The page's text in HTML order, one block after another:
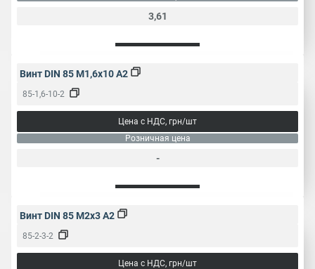
3,61
Винт DIN 85 M1,6x10 A2
85-1,6-10-2
Цена с НДС, грн/шт
Розничная цена
-
Винт DIN 85 M2x3 A2
85-2-3-2
Цена с НДС, грн/шт